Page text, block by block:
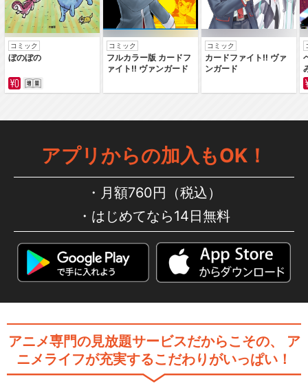
デュエル・マスターズ ビクト
リーV
デュエル・マスターズ ビクト
デュエル・マスターズ VS
デュエル・マスターズVSR
デュエル・マスターズVSRF
コミック
ぼのぼの
コミック
フルカラー版 カードフ
ァイト‼ ヴァンガード
コミック
カードファイト‼ ヴァ
ンガード
アプリからの加入もOK！
月額760円（税込）
はじめてなら14日無料
アニメ専門の見放題サービスだからこその、
ア
ニメライフが充実するこだわりがいっぱい！